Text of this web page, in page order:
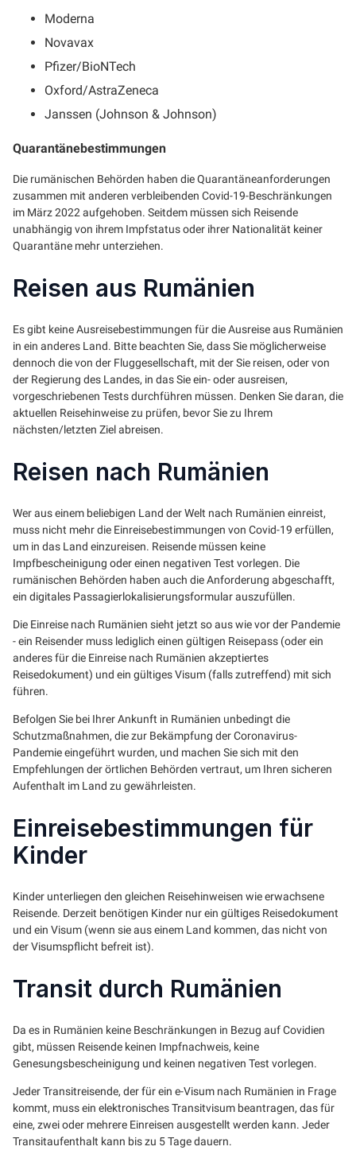
Moderna
Novavax
Pfizer/BioNTech
Oxford/AstraZeneca
Janssen (Johnson & Johnson)
Quarantänebestimmungen
Die rumänischen Behörden haben die Quarantäneanforderungen
zusammen mit anderen verbleibenden Covid-19-Beschränkungen
im März 2022 aufgehoben. Seitdem müssen sich Reisende
unabhängig von ihrem Impfstatus oder ihrer Nationalität keiner
Quarantäne mehr unterziehen.
Reisen aus Rumänien
Es gibt keine Ausreisebestimmungen für die Ausreise aus Rumänien
in ein anderes Land. Bitte beachten Sie, dass Sie möglicherweise
dennoch die von der Fluggesellschaft, mit der Sie reisen, oder von
der Regierung des Landes, in das Sie ein- oder ausreisen,
vorgeschriebenen Tests durchführen müssen. Denken Sie daran, die
aktuellen Reisehinweise zu prüfen, bevor Sie zu Ihrem
nächsten/letzten Ziel abreisen.
Reisen nach Rumänien
Wer aus einem beliebigen Land der Welt nach Rumänien einreist,
muss nicht mehr die Einreisebestimmungen von Covid-19 erfüllen,
um in das Land einzureisen. Reisende müssen keine
Impfbescheinigung oder einen negativen Test vorlegen. Die
rumänischen Behörden haben auch die Anforderung abgeschafft,
ein digitales Passagierlokalisierungsformular auszufüllen.
Die Einreise nach Rumänien sieht jetzt so aus wie vor der Pandemie
- ein Reisender muss lediglich einen gültigen Reisepass (oder ein
anderes für die Einreise nach Rumänien akzeptiertes
Reisedokument) und ein gültiges Visum (falls zutreffend) mit sich
führen.
Befolgen Sie bei Ihrer Ankunft in Rumänien unbedingt die
Schutzmaßnahmen, die zur Bekämpfung der Coronavirus-
Pandemie eingeführt wurden, und machen Sie sich mit den
Empfehlungen der örtlichen Behörden vertraut, um Ihren sicheren
Aufenthalt im Land zu gewährleisten.
Einreisebestimmungen für
Kinder
Kinder unterliegen den gleichen Reisehinweisen wie erwachsene
Reisende. Derzeit benötigen Kinder nur ein gültiges Reisedokument
und ein Visum (wenn sie aus einem Land kommen, das nicht von
der Visumspflicht befreit ist).
Transit durch Rumänien
Da es in Rumänien keine Beschränkungen in Bezug auf Covidien
gibt, müssen Reisende keinen Impfnachweis, keine
Genesungsbescheinigung und keinen negativen Test vorlegen.
Jeder Transitreisende, der für ein e-Visum nach Rumänien in Frage
kommt, muss ein elektronisches Transitvisum beantragen, das für
eine, zwei oder mehrere Einreisen ausgestellt werden kann. Jeder
Transitaufenthalt kann bis zu 5 Tage dauern.